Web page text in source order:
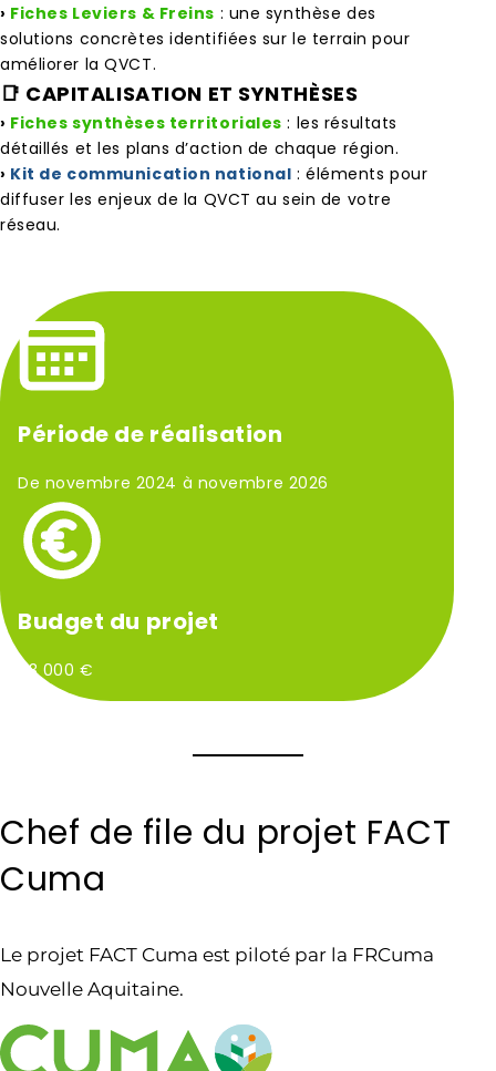
› Fiches Leviers & Freins : une synthèse des
solutions concrètes identifiées sur le terrain pour
améliorer la QVCT.
📑 CAPITALISATION ET SYNTHÈSES
› Fiches synthèses territoriales : les résultats
détaillés et les plans d’action de chaque région.
› Kit de communication national : éléments pour
diffuser les enjeux de la QVCT au sein de votre
réseau.
Période de réalisation
De novembre 2024 à novembre 2026
Budget du projet
93 000 €
Chef de file du projet FACT
Cuma
Le projet FACT Cuma est piloté par la FRCuma
Nouvelle Aquitaine.